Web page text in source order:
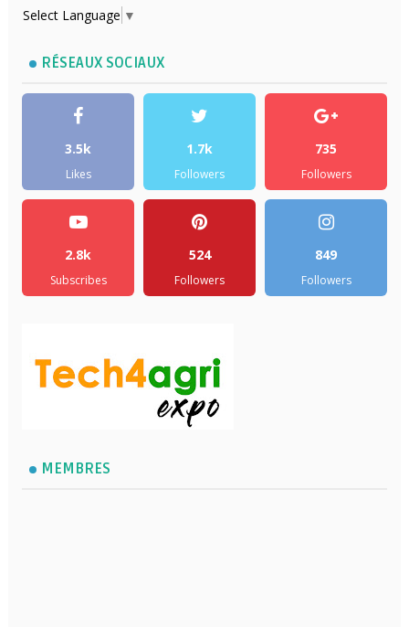
Select Language ▼
RÉSEAUX SOCIAUX
3.5k
Likes
1.7k
Followers
735
Followers
2.8k
Subscribes
524
Followers
849
Followers
MEMBRES